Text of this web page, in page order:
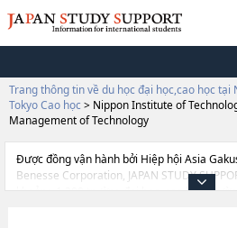
Trang thông tin về du học đại học,cao học tại
Tokyo Cao học > Nippon Institute of
Management of Technology
Được đồng vận hành bởi Hiệp hội Asia
Benesse Corporation, JAPAN STUDY
khoảng 1.300 trường đại học, cao học,